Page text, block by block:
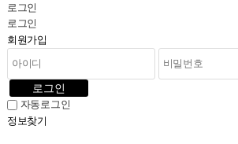
로그인
로그인
회원가입
로그인
자동로그인
정보찾기